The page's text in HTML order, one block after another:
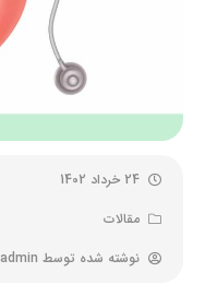
24 خرداد 1402
مقالات
نوشته شده توسط admin